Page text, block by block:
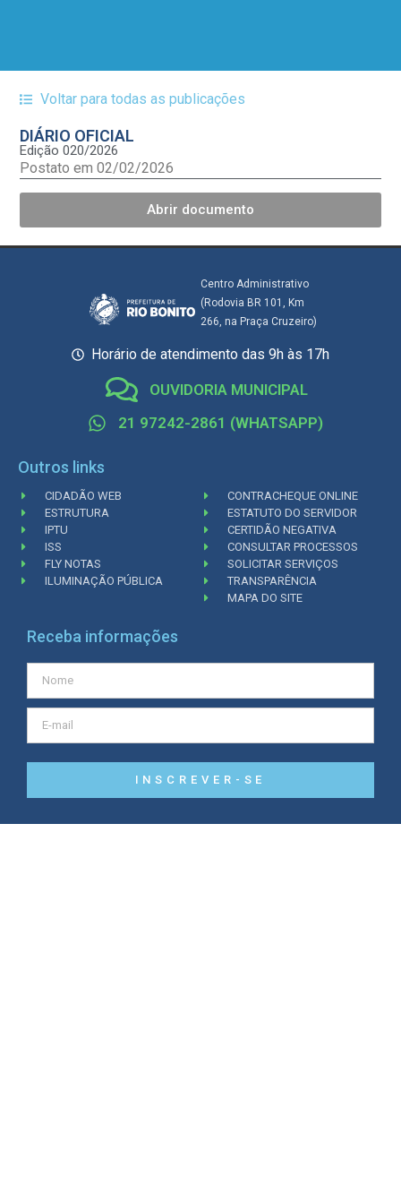
Voltar para todas as publicações
DIÁRIO OFICIAL
Edição 020/2026
Postato em 02/02/2026
Abrir documento
Centro Administrativo
(Rodovia BR 101, Km
266, na Praça Cruzeiro)
Horário de atendimento das 9h às 17h
OUVIDORIA MUNICIPAL
21 97242-2861 (WHATSAPP)
Outros links
CIDADÃO WEB
ESTRUTURA
IPTU
ISS
FLY NOTAS
ILUMINAÇÃO PÚBLICA
CONTRACHEQUE ONLINE
ESTATUTO DO SERVIDOR
CERTIDÃO NEGATIVA
CONSULTAR PROCESSOS
SOLICITAR SERVIÇOS
TRANSPARÊNCIA
MAPA DO SITE
Receba informações
INSCREVER-SE